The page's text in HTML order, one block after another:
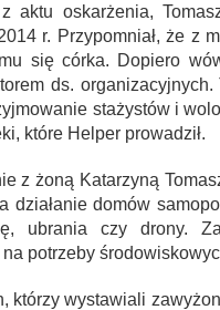
aktu oskarżenia,
r. Przypomniał, że z
się córka. Dopiero
ds.
stażystów i
które Helper prowadził.
z żoną Katarzyną
domów
ubrania czy drony.
potrzeby
którzy wystawiali